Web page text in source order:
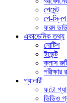
পেমেন্ট
পে-
ফরম
একাডেমিক তথ্য
নোটিশ
ইভেন্ট
ক্লাস
পরীক্ষার
গ্যালারী
ফটো
ভিডিও